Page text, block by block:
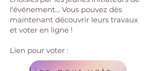
l'événement… Vous pouvez dès
maintenant découvrir leurs travaux
et voter en ligne !
Lien pour voter :